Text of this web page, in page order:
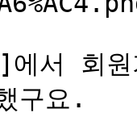
서 회원
구요.